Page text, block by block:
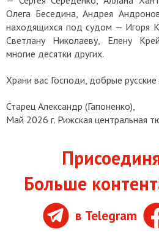
Олега Беседина, Андрея
находящихся под судом — Игоря
Светлану Николаеву, Елену
многие десятки других.
Храни вас Господи, добрые
Старец Александр (Гапоненко),
Май 2026 г. Рижская центральная
Больше
в Telegram